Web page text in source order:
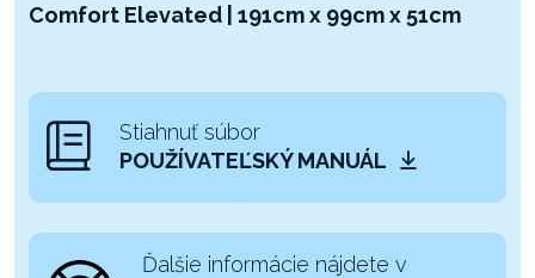
Comfort Elevated | 191cm x 99cm x 51cm
Stiahnuť súbor
POUŽÍVATEĽSKÝ MANUÁL
Ďalšie informácie nájdete v